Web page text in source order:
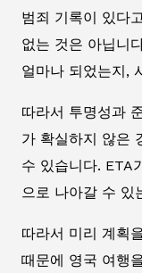
범죄 기록이 있다
없는 것은 아닙니
얼마나 되었는지,
따라서 투명성과
가 확실하지 않은
수 있습니다. ETA
으로 나아갈 수 있
따라서 미리 계획
때문에 영국 여행